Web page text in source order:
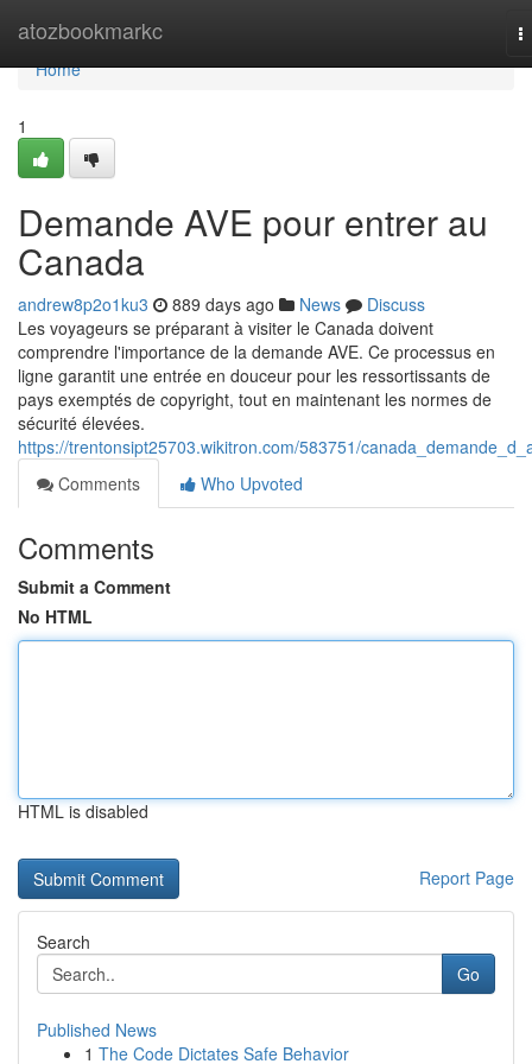
atozbookmarkc
Home
Home
1
Demande AVE pour entrer au
Canada
andrew8p2o1ku3 889 days ago News
Discuss
Les voyageurs se préparant à visiter le Canada doivent
comprendre l'importance de la demande AVE. Ce processus en
ligne garantit une entrée en douceur pour les ressortissants de
pays exemptés de copyright, tout en maintenant les normes de
sécurité élevées.
https://trentonsipt25703.wikitron.com/583751/
Comments
Who Upvoted
Comments
Submit a Comment
No HTML
HTML is disabled
Report Page
Search
Go
Published News
1 The Code Dictates Safe Behavior